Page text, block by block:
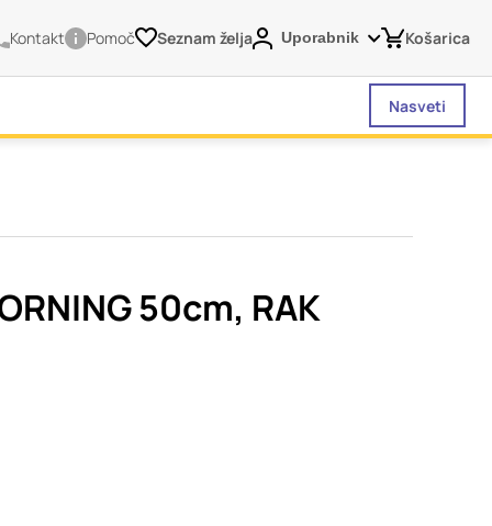
Kontakt Pomoč Seznam želja Uporabnik Košarica
Nasveti
50cm, RAK
brskalnika,
ne
uporabniško
si ogledate več
na vašo uporabo
Običajno
nastavitev